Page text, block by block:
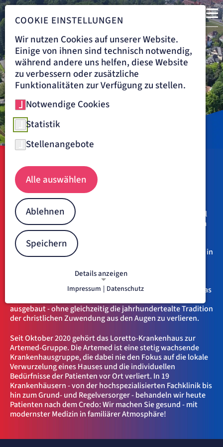
Loretto-Krankenhaus Freiburg aus der Vogelperspektive
Navigationspfad
LORETTO-KRANKENHAUS FREIBURG
Über uns
Seit 100 Jahren ist das Loretto-Krankenhaus wichtiger Teil
einer hochqualitativen Patientenversorgung im Großraum
Freiburg. In fantastischer Lage auf dem Loretto-
Berg genießt die Klinik über die Grund- und Regel- und
Notfallversorgung hinaus weit überregionales Renommee in
Chirurgie und Urologie - eingebettet in ein breites
Fachspektrum mit leistungsstarker Innerer, Geriatrischer,
Anästhesie- und Intensivmedizin. Mit viel Weitblick wird das
ausgebaut - ohne gleichzeitig die jahrhundertealte Tradition
der christlichen Zuwendung aus den Augen zu verlieren.
Seit Oktober 2020 gehört das Loretto-Krankenhaus zur
Artemed-Gruppe. Die Artemed ist eine stetig wachsende
Krankenhausgruppe, die dabei nie den Fokus auf die lokale
Verwurzelung eines Hauses und die individuellen
Bedürfnisse der Patienten vor Ort verliert. In 19
Krankenhäusern - von der hochspezialisierten Fachklinik bis
hin zum Grund- und Regelversorger - behandeln wir heute
Patienten nach dem Credo: Wir machen Sie gesund - mit
modernster Medizin in familiärer Atmosphäre!
COOKIE EINSTELLUNGEN
Wir nutzen Cookies auf unserer Website.
Einige von ihnen sind technisch notwendig,
während andere uns helfen, diese Website
zu verbessern oder zusätzliche
Funktionalitäten zur Verfügung zu stellen.
Notwendige Cookies
Statistik
Stellenangebote
Alle auswählen
Ablehnen
Speichern
Details anzeigen
NOTWENDIGE COOKIES
Notwendige Cookies ermöglichen
grundlegende Funktionen und sind für
die einwandfreie Funktion der Website
erforderlich.
etracker Sitzungs-Cookie
Name:
et_oi_v2
Anbieter:
etracker GmbH
Zweck:
Impressum | Datenschutz